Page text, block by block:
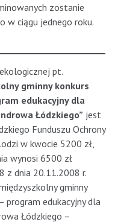
zostanie
w ciągu jednego roku.
pt.
gminny konkurs
edukacyjny dla
Łódzkiego” jest
Funduszu Ochrony
w kwocie 5200 zł,
wynosi 6500 zł
z dnia 20.11.2008 r.
gminny
program edukacyjny dla
Łódzkiego –